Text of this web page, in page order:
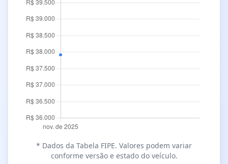
* Dados da Tabela FIPE. Valores podem variar
conforme versão e estado do veículo.